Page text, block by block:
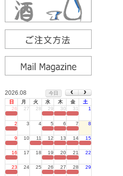
2026.08
今日
日
月 火 水 木 金
土
26
27 28 29 30 31 1
2 3 4 5 6 7 8
9 10 11 12 13 14 15
16 17 18 19 20 21 22
23 24 25 26 27 28 29